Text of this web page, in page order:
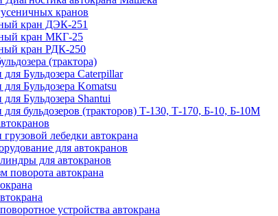
кранов
кран ДЭК-251
кран МКГ-25
кран РДК-250
(трактора)
для Бульдозера Caterpillar
для Бульдозера Komatsu
для Бульдозера Shantui
для бульдозеров (тракторов) Т-130, Т-170, Б-10, Б-10М
грузовой лебедки автокрана
для автокранов
для автокранов
поворота автокрана
устройства автокрана